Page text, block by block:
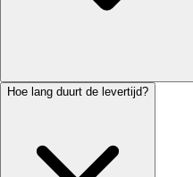
Hoe lang duurt de levertijd?